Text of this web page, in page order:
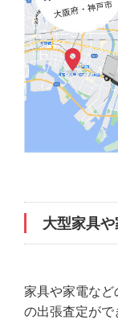
大型家具
家具や家電な
の出張査定がで